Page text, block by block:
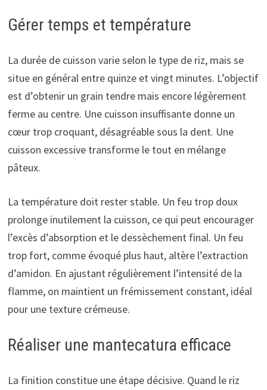
Gérer temps et température
La durée de cuisson varie selon le type de riz, mais se
situe en général entre quinze et vingt minutes. L’objectif
est d’obtenir un grain tendre mais encore légèrement
ferme au centre. Une cuisson insuffisante donne un
cœur trop croquant, désagréable sous la dent. Une
cuisson excessive transforme le tout en mélange
pâteux.
La température doit rester stable. Un feu trop doux
prolonge inutilement la cuisson, ce qui peut encourager
l’excès d’absorption et le dessèchement final. Un feu
trop fort, comme évoqué plus haut, altère l’extraction
d’amidon. En ajustant régulièrement l’intensité de la
flamme, on maintient un frémissement constant, idéal
pour une texture crémeuse.
Réaliser une mantecatura efficace
La finition constitue une étape décisive. Quand le riz